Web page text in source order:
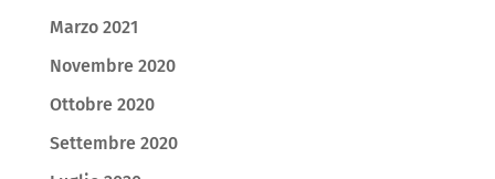
Marzo 2021
Novembre 2020
Ottobre 2020
Settembre 2020